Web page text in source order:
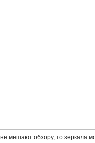
не мешают обзору, то зеркала